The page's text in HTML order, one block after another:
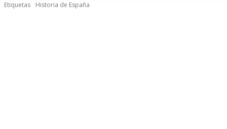
Etiquetas Historia de España